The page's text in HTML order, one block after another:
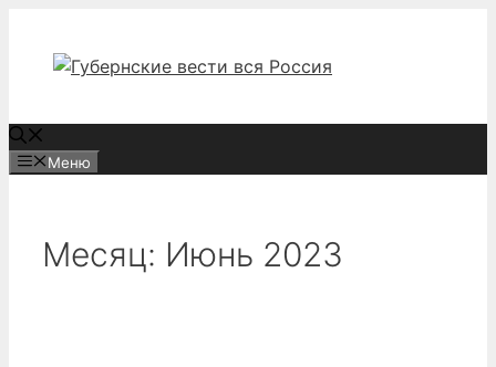
содержимому
Меню
Месяц: Июнь 2023